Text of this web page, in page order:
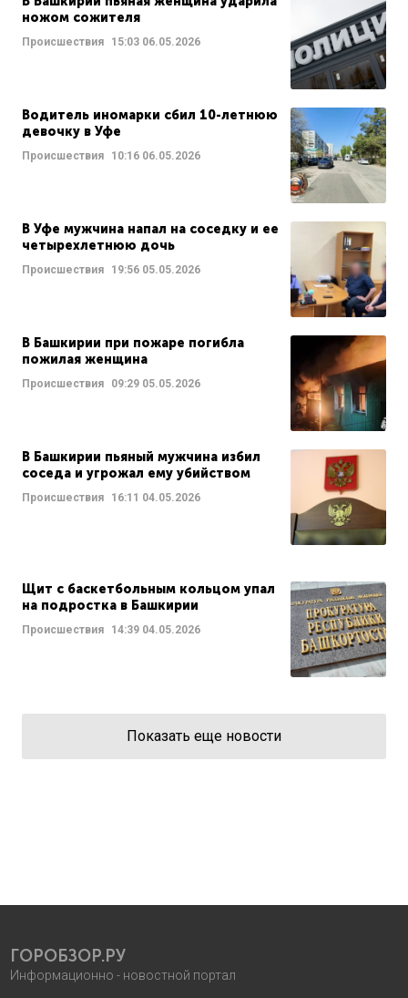
ножом сожителя
Происшествия 15:03 06.05.2026
Водитель иномарки сбил 10-летнюю
девочку в Уфе
Происшествия 10:16 06.05.2026
В Уфе мужчина напал на соседку и ее
четырехлетнюю дочь
Происшествия 19:56 05.05.2026
В Башкирии при пожаре погибла
пожилая женщина
Происшествия 09:29 05.05.2026
В Башкирии пьяный мужчина избил
соседа и угрожал ему убийством
Происшествия 16:11 04.05.2026
Щит с баскетбольным кольцом упал
на подростка в Башкирии
Происшествия 14:39 04.05.2026
Показать еще новости
ГОРОБЗОР.РУ
Информационно - новостной портал